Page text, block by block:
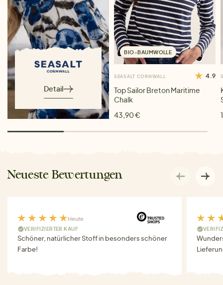
Detail
BIO-BAUMWOLLE
SEASALT CORNWALL 4.9
Top Sailor Breton Maritime
Chalk
43,90 €
Neueste Bewertungen
Heute
VERIFIZIERTER KAUF
Schöner, natürlicher Stoff in besonders schöner
Farbe!